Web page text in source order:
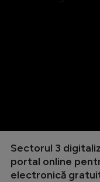
Sectorul 3
portal online
electronică